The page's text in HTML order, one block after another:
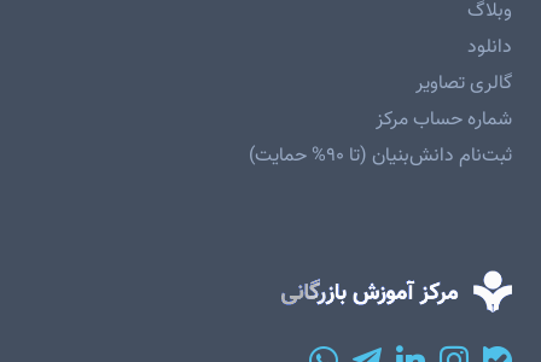
وبلاگ
دانلود
گالری تصاویر
شماره حساب مرکز
ثبت‌نام دانش‌بنیان (تا ۹۰% حمایت)